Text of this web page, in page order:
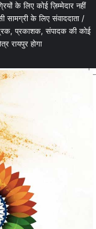
के लिए कोई ज़िम्मेदार नहीं
सामग्री के लिए संवाददाता /
प्रकाशक, संपादक की कोई
रायपुर होगा